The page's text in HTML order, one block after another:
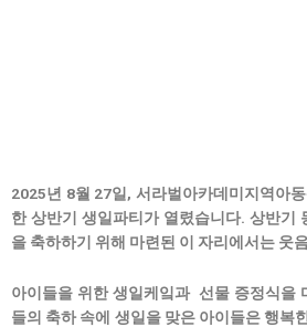
2025년 8월 27일, 서라벌아카데미지역아
한 상반기 생일파티가 열렸습니다. 상반기
을 축하하기 위해 마련된 이 자리에서는 웃
아이들을 위한 생일케잌과 선물 증정식을
들의 축하 속에 생일을 맞은 아이들은 행복